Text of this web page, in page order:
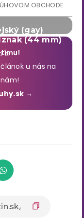
OBCHODE
(gay)
(44 mm)
€
u nás na
→